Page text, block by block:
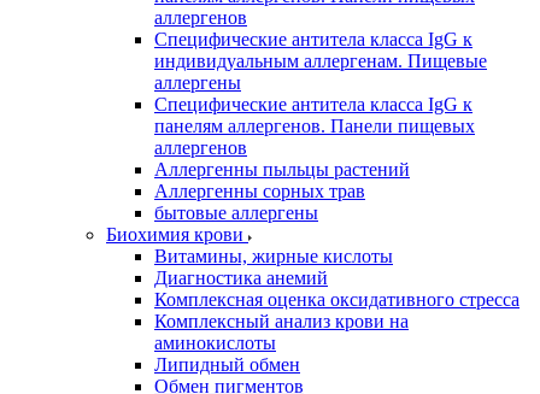
аллергенов
Специфические антитела класса IgG к
индивидуальным аллергенам. Пищевые
аллергены
Специфические антитела класса IgG к
панелям аллергенов. Панели пищевых
аллергенов
Аллергенны пыльцы растений
Аллергенны сорных трав
бытовые аллергены
Биохимия крови
Витамины, жирные кислоты
Диагностика анемий
Комплексная оценка оксидативного стресса
Комплексный анализ крови на
аминокислоты
Липидный обмен
Обмен пигментов